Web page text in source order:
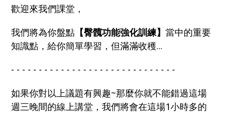
歡迎來我們課堂，
我們將為你盤點 【臀髖功能強化訓練】當中的重要
知識點，給你簡單學習，但滿滿收穫...
- - - - - - - - - - - - - - - - - - - - - - - - - - - - - -
如果你對以上議題有興趣~那麼你就不能錯過這場
週三晚間的線上講堂，我們將會在這場1小時多的